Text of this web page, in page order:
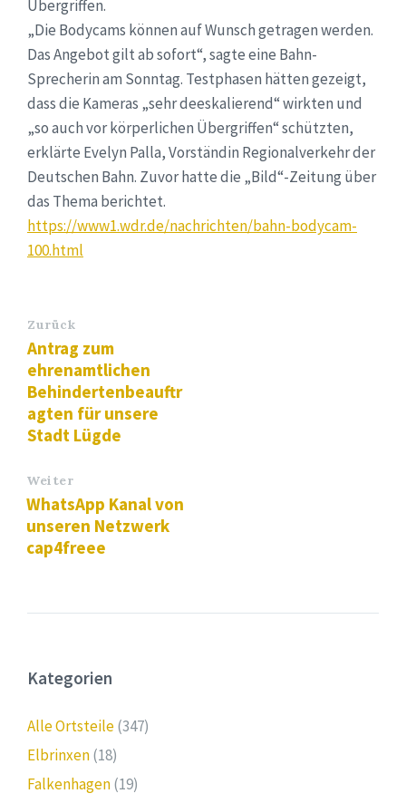
Übergriffen.
„Die Bodycams können auf Wunsch getragen werden.
Das Angebot gilt ab sofort“, sagte eine Bahn-
Sprecherin am Sonntag. Testphasen hätten gezeigt,
dass die Kameras „sehr deeskalierend“ wirkten und
„so auch vor körperlichen Übergriffen“ schützten,
erklärte Evelyn Palla, Vorständin Regionalverkehr der
Deutschen Bahn. Zuvor hatte die „Bild“-Zeitung über
das Thema berichtet.
https://www1.wdr.de/nachrichten/bahn-bodycam-
100.html
Zurück
Antrag zum
ehrenamtlichen
Behindertenbeauftr
agten für unsere
Stadt Lügde
Weiter
WhatsApp Kanal von
unseren Netzwerk
cap4freee
Kategorien
Alle Ortsteile(347)
Elbrinxen(18)
Falkenhagen(19)